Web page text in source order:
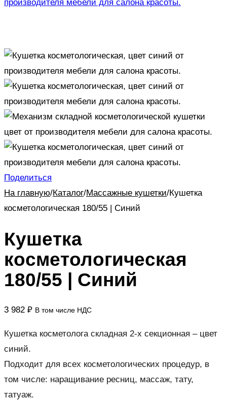
Поделиться
На главную/Каталог/Массажные кушетки/Кушетка
косметологическая 180/55 | Синий
Кушетка
косметологическая
180/55 | Синий
3 982 ₽ В том числе НДС
Кушетка косметолога складная 2-х секционная – цвет
синий.
Подходит для всех косметологических процедур, в
том числе: наращивание ресниц, массаж, тату,
татуаж.